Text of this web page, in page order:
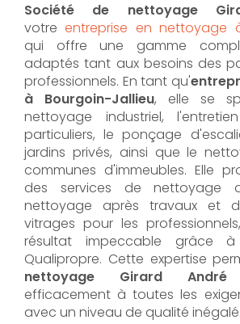
Société de nettoyage
votreentreprise en nettoyage
qui offre une gamme
adaptés tant aux besoins des
professionnels. En tant qu'
à Bourgoin-Jallieu,
elle se
nettoyage industriel,
particuliers, le ponçage
jardins privés, ainsi que le
communes d'immeubles. Elle
des services de nettoyage
nettoyage après travaux et
vitrages pour les
résultat impeccable grâce
Qualipropre. Cette expertise
nettoyage Girard André
efficacement à toutes les
avec un niveau de qualité inégalé.